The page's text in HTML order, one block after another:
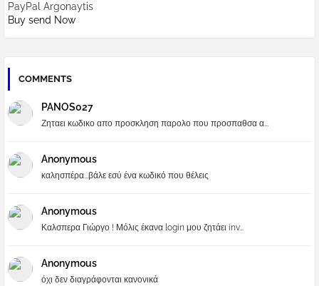
PayPal Argonaytis
Buy send Now
COMMENTS
PANOS027
Ζηταει κωδικο απο προσκληση παρολο που προσπαθσα α...
Anonymous
καλησπέρα...βάλε εσύ ένα κωδικό που θέλεις
Anonymous
Καλσπερα Γιώργο ! Μόλις έκανα login μου ζητάει inv...
Anonymous
όχι δεν διαγράφονται κανονικά